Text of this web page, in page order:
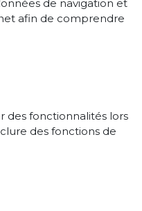
de navigation et
afin de comprendre
des fonctionnalités lors
des fonctions de